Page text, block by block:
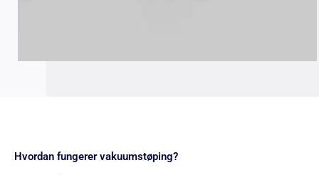
Hvordan fungerer vakuumstøping?